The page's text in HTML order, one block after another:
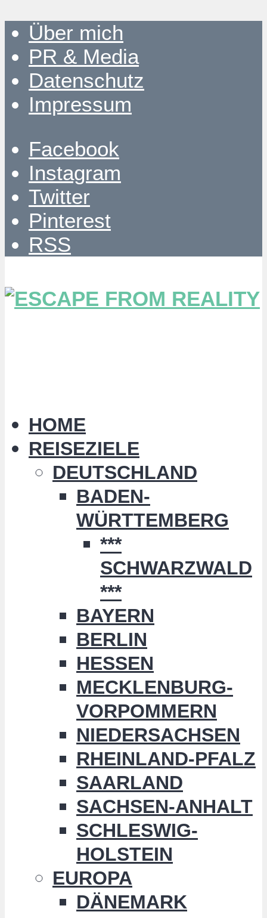
Über mich
PR & Media
Datenschutz
Impressum
Facebook
Instagram
Twitter
Pinterest
RSS
HOME
REISEZIELE
DEUTSCHLAND
BADEN-
WÜRTTEMBERG
***
SCHWARZWALD
***
BAYERN
BERLIN
HESSEN
MECKLENBURG-
VORPOMMERN
NIEDERSACHSEN
RHEINLAND-PFALZ
SAARLAND
SACHSEN-ANHALT
SCHLESWIG-
HOLSTEIN
EUROPA
DÄNEMARK